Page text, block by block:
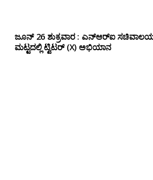
ಜೂನ್ 26 ಶುಕ್ರವಾರ : ಎನ್‌ಆರ್‌ಐ ಸಚಿವಾಲಯ
ಮಟ್ಟದಲ್ಲಿ ಟ್ವಿಟರ್ (X) ಅಭಿಯಾನ